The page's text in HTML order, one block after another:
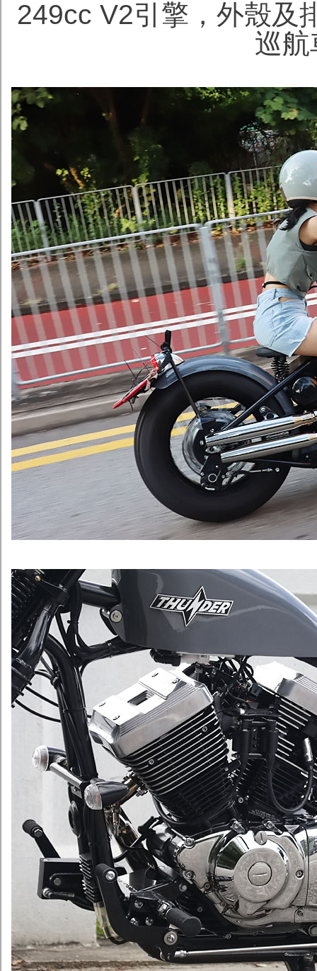
249cc V2引擎，外殼及
巡